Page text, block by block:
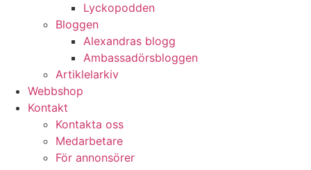
Lyckopodden
Bloggen
Alexandras blogg
Ambassadörsbloggen
Artiklelarkiv
Webbshop
Kontakt
Kontakta oss
Medarbetare
För annonsörer